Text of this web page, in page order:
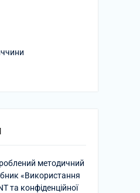
методичний
«Використання
та конфіденційної